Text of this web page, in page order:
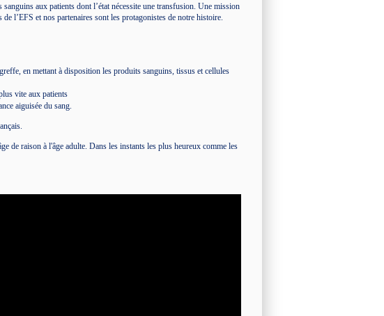
aux patients dont l’état nécessite une transfusion. Une mission
l’EFS et nos partenaires sont les protagonistes de notre histoire.
en mettant à disposition les produits sanguins, tissus et cellules
vite aux patients
aiguisée du sang.
de raison à l'âge adulte. Dans les instants les plus heureux comme les